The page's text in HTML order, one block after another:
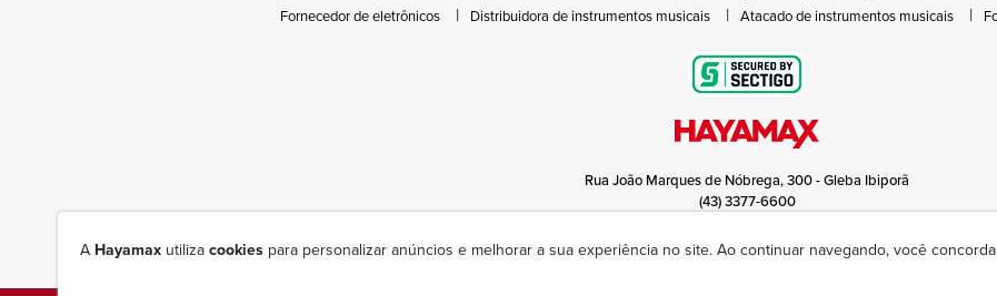
Fornecedor de eletrônicos
Distribuidora de instrumentos musicais Atacado de instrumentos musicais
Rua João Marques de Nóbrega, 300 - Gleba Ibiporã
(43) 3377-6600
Segunda à sexta das 8:00 às 18:00
A Hayamax utiliza cookies para personalizar anúncios e melhorar a sua experiência no site. Ao continuar navegando, você